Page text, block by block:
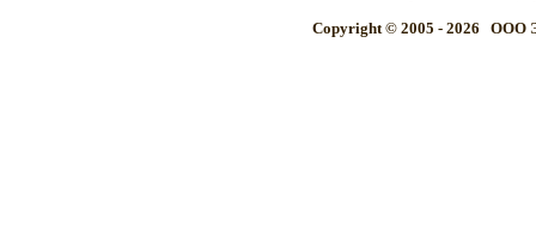
Copyright © 2005 - 2026 OOO